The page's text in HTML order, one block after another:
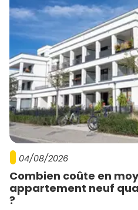
04/08/2026
Combien coûte en
appartement neuf
?